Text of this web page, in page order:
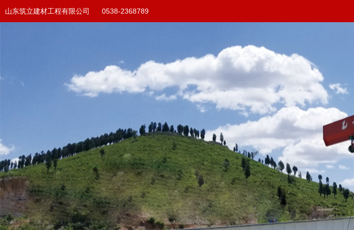
山东筑立建材工程有限公司 0538-2368789